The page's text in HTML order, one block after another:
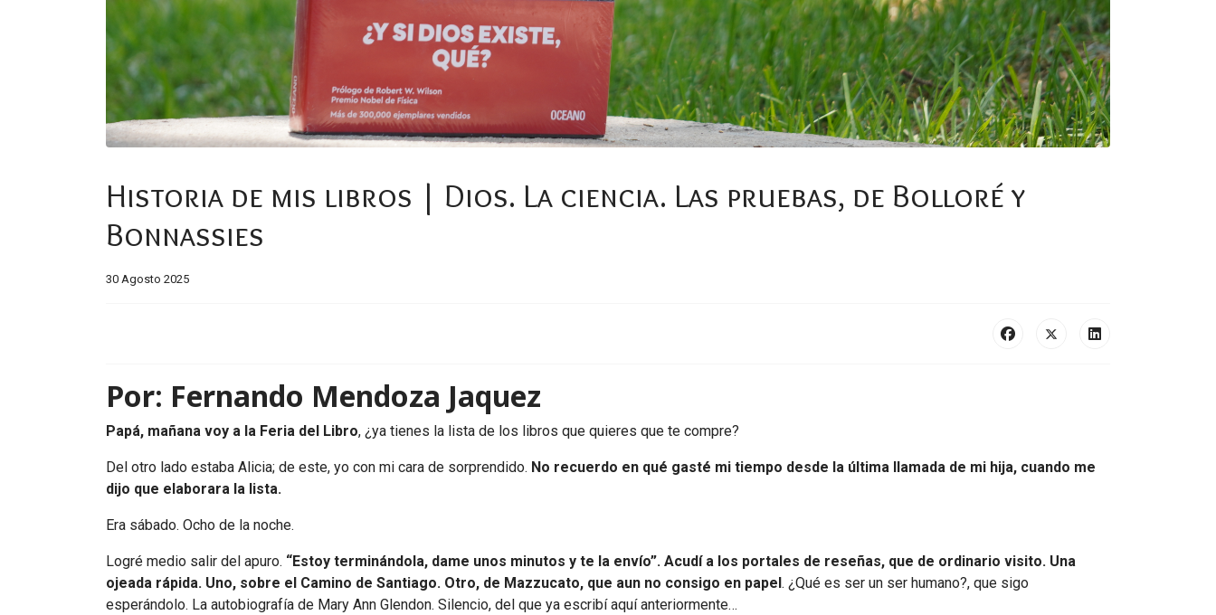
Historia de mis libros | Dios. La ciencia. Las pruebas, de Bolloré y
Bonnassies
30 Agosto 2025
Por: Fernando Mendoza Jaquez
Papá, mañana voy a la Feria del Libro, ¿ya tienes la lista de los libros que quieres que te compre?
Del otro lado estaba Alicia; de este, yo con mi cara de sorprendido. No recuerdo en qué gasté mi tiempo desde la última llamada de mi hija, cuando me
dijo que elaborara la lista.
Era sábado. Ocho de la noche.
Logré medio salir del apuro. “Estoy terminándola, dame unos minutos y te la envío”. Acudí a los portales de reseñas, que de ordinario visito. Una
ojeada rápida. Uno, sobre el Camino de Santiago. Otro, de Mazzucato, que aun no consigo en papel . ¿Qué es ser un ser humano?, que sigo
esperándolo. La autobiografía de Mary Ann Glendon. Silencio, del que ya escribí aquí anteriormente…